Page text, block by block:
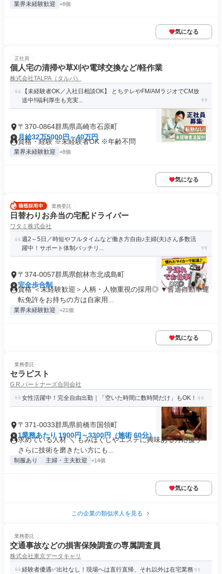
業界未経験歓迎 +8個
気になる
正社員
個人宅の清掃や草刈や電球交換など/軽作業
株式会社TALPA（タルパ）
【未経験者OK／入社日相談OK】 とちテレやFM/AMラジオでCM放
送中!!福利厚生も充実...
〒370-0864群馬県高崎市石原町
月給32万5000円～40万円
資格・経験 ※未経験者OK ※年齢不問
業界未経験歓迎 +8個
気になる
業務委託
日替わりお弁当の宅配ドライバー
ワタミ株式会社
週2～5日／時短やフルタイムなど働き方自由♪主婦(夫)さん多数活
躍中！サポート体制バッチリ...
〒374-0057群馬県館林市北成島町
完全歩合制
資格 ＜未経験歓迎＞人柄・人物重視の採用◎ ▼普通自動車運
転免許をお持ちの方は自家用...
業界未経験歓迎 +21個
気になる
業務委託
セラピスト
G.R.パートナーズ合同会社
女性活躍中！完全自由出勤｜「空いた時間に数時間だけ」もOK！
〒371-0033群馬県前橋市国領町
1業務あたり 1900円～3300円（施術 60分）
求めている人材 ＼ もみほぐしやエステに興味ある方応援 ／
さらに技術を磨きたい方にも...
制服あり 主婦・主夫歓迎 +14個
気になる
この企業の類似求人を見る
業務委託
交通事故などの損害保険調査の専属調査員
株式会社東京データキャリ
経験者優遇✅️出社なし！現場へは直行直帰、それ以外は在宅業務